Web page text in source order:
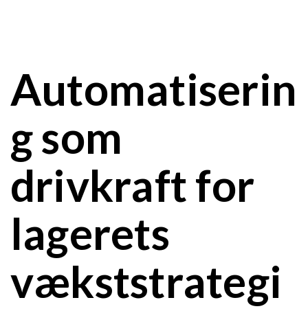
Automatiserin
g som
drivkraft for
lagerets
vækststrategi